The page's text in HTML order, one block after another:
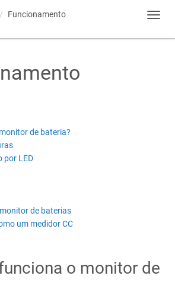
Funcionamento
de bateria?
por LED
de baterias
um medidor CC
o monitor de